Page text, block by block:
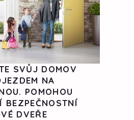
SVŮJ DOMOV
NA
POMOHOU
BEZPEČNOSTNÍ
DVEŘE